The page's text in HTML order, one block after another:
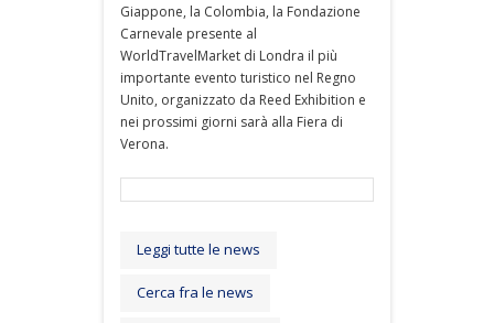
Giappone, la Colombia, la Fondazione
Carnevale presente al
WorldTravelMarket di Londra il più
importante evento turistico nel Regno
Unito, organizzato da Reed Exhibition e
nei prossimi giorni sarà alla Fiera di
Verona.
Leggi tutte le news
Cerca fra le news